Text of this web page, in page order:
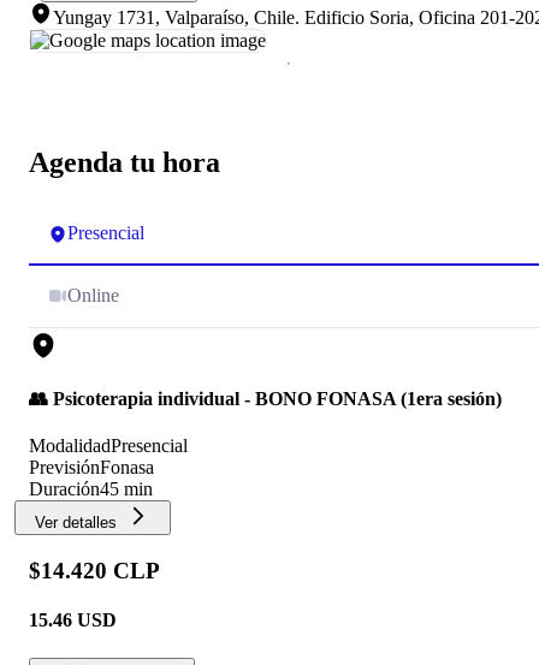
Agenda tu hora
Presencial
Online
👥 Psicoterapia individual - BONO FONASA (1era sesión)
ModalidadPresencial
PrevisiónFonasa
Duración45 min
Ver detalles
$14.420 CLP
15.46 USD
Yungay 1731, Valparaíso, Chile. Edificio Soria, Oficina 201-